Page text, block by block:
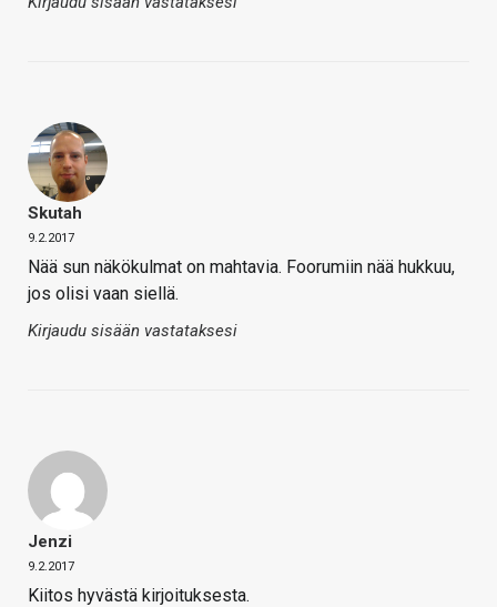
Skutah
9.2.2017
Nää sun näkökulmat on mahtavia. Foorumiin nää hukkuu,
jos olisi vaan siellä.
Kirjaudu sisään vastataksesi
Jenzi
9.2.2017
Kiitos hyvästä kirjoituksesta.